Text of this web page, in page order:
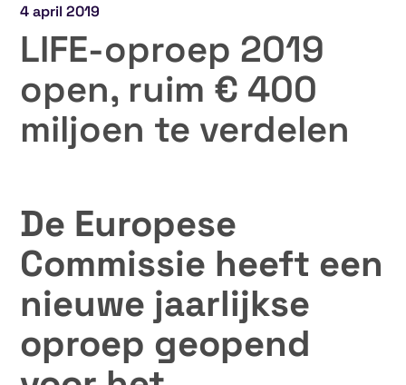
4 april 2019
LIFE-oproep 2019
open, ruim € 400
miljoen te verdelen
De Europese
Commissie heeft een
nieuwe jaarlijkse
oproep geopend